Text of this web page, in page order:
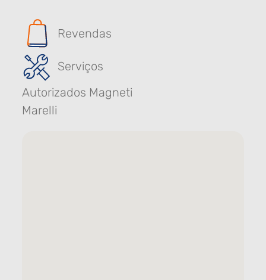
Revendas
Serviços
Autorizados Magneti
Marelli